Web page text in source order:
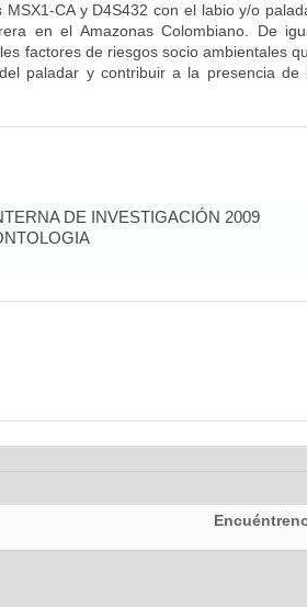
CA y D4S432 con el labio y/o
en el Amazonas Colombiano. De
factores de riesgos socio ambientales
paladar y contribuir a la presencia de
DE INVESTIGACIÓN 2009